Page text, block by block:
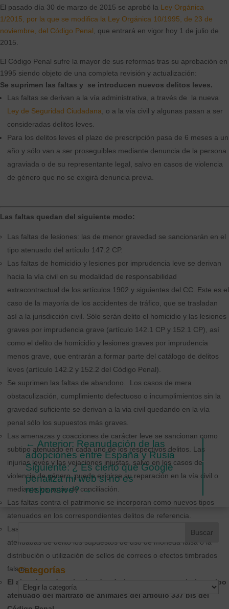
El pasado día 30 de marzo de 2015 se aprobó la Ley Orgánica
1/2015, por la que se modifica la Ley Orgánica 10/1995, de 23 de
noviembre, del Código Penal , que entrará en vigor hoy 1 de julio de
2015.
El Código Penal sufre la mayor de sus reformas tras su aprobación en
1995 siendo objeto de una completa revisión y actualización:
Se suprimen las faltas y se introducen nuevos delitos leves.
Las faltas se derivan a la vía administrativa, a través de la nueva
Ley de Seguridad Ciudadana , o a la vía civil y algunas pasan a ser
consideradas delitos leves.
Para los delitos leves el plazo de prescripción pasa de 6 meses a un
año y sólo van a ser proseguibles mediante denuncia de la persona
agraviada o de su representante legal, salvo en casos de violencia
de género que no se exigirá denuncia previa.
Las faltas quedan del siguiente modo:
Las faltas de lesiones: las de menor gravedad se sancionarán en el
tipo atenuado del artículo 147.2 CP.
Las faltas de homicidio y lesiones por imprudencia leve se derivan
hacia la vía civil en su modalidad de responsabilidad
extracontractual de los artículos 1902 y siguientes del CC. Este es el
caso de la mayoría de los accidentes de tráfico, que se trasladan
así a la jurisdicción civil. Sólo serán delito el homicidio y las lesiones
graves por imprudencia grave (artículo 142.1 CP y 152.1 CP), así
como el delito de homicidio y lesiones graves por imprudencia
menos grave, que entrarán a formar parte del catálogo de delitos
leves (artículo 142.2 y 152.2 del Código Penal).
Se suprimen las faltas de abandono. Los casos de mera
obstaculización, cumplimiento defectuoso o incumplimientos sin la
gravedad suficiente se derivan a la via civil quedando en la vía
penal sólo los supuestos más graves.
Las amenazas y coacciones de carácter leve se sancionan como
subtipo atenuado en cada uno de los respectivos delitos. Las
injurias leves y las vejaciones injustas, salvo en los casos de
violencia de género, puede exigirse su reparación en la vía civil o
mediante los actos de conciliación.
Las faltas contra el patrimonio se incorporan como nuevos tipos
atenuados en los correspondientes delitos de referencia.
Las faltas contra los intereses generales, pasan a ser figuras
atenuadas de delito los supuestos de uso de moneda falsa o la
distribución o utilización de sellos de correos o efectos timbrados
falsos.
El abandono de animales domésticos pasa a constituir un tipo
atenuado del maltrato de animales del artículo 337 bis del
← Anterior: Reanudación de las
adopciones entre España y Rusia
Siguiente: ¿ Es cierto que Google
penaliza mi web si no es
responsive?→
Categorías
Categorías